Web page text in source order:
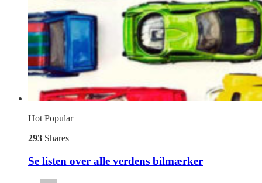
HotPopular
293 Shares
Se listen over alle verdens bilmærker